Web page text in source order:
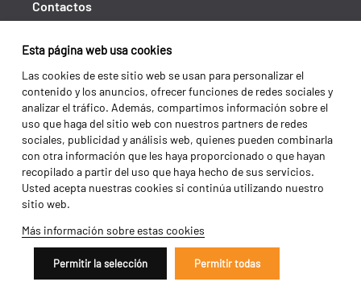
Esta página web usa cookies
Las cookies de este sitio web se usan para personalizar el
contenido y los anuncios, ofrecer funciones de redes sociales y
analizar el tráfico. Además, compartimos información sobre el
uso que haga del sitio web con nuestros partners de redes
sociales, publicidad y análisis web, quienes pueden combinarla
con otra información que les haya proporcionado o que hayan
recopilado a partir del uso que haya hecho de sus servicios.
Usted acepta nuestras cookies si continúa utilizando nuestro
sitio web.
Más información sobre estas cookies
Permitir la selección Permitir todas
Contactos
Shipping returns
Política de privacidad
Términos y condiciones